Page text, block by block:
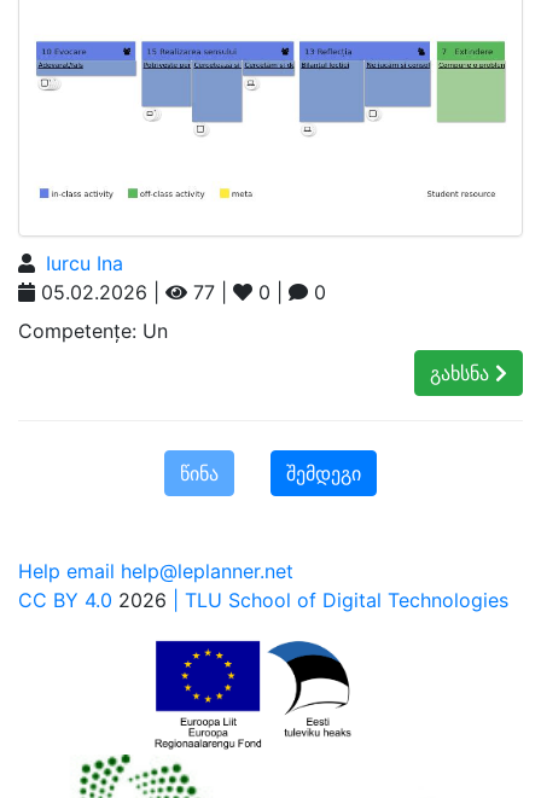
Iurcu Ina
05.02.2026 |
77 | 0 |
0
Competențe: Un
გახსნა
წინა შემდეგი
Help email help@leplanner.net
CC BY 4.0 2026 | TLU School of Digital Technologies